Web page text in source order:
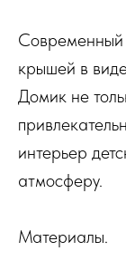
Современный
крышей в
Домик не
интерьер
атмосферу.
Материалы.